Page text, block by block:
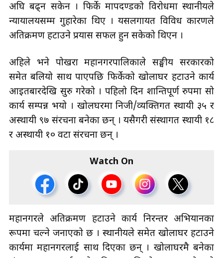
अघि बढ्न सकेन । फिर्के मापदण्डको विरोधमा स्थानीयले
न्यायालयसम्म गुहारेका थिए । यसलगायत विविध कारणले
अतिक्रमण हटाउने प्रयास सफल हुन सकेको थिएन ।
अहिले भने पोखरा महानगरपालिकाले सङ्घीय सरकारको
समेत बलियो साथ पाएपछि फिर्केको खोलाघर हटाउने कार्य
आइतबारदेखि सुरु गरेको । पहिलो दिन शान्तिपूर्ण रुपमा सो
कार्य सम्पन्न भयो । खोलघरमा निजी/व्यक्तिगत स्थायी ३५ र
अस्थायी ९७ संरचना बनेका छन् । यसैगरी संस्थागत स्थायी १८
र अस्थायी १० वटा संरचना छन् ।
Watch On
महानगरले अतिक्रमण हटाउने कार्य निरन्तर अभियानका
रूपमा चल्ने जनाएको छ । स्थानीयले समेत खोलाघर हटाउने
कार्यमा महानगरलाई साथ दिएका छन् । खोलाघरमै बनेका